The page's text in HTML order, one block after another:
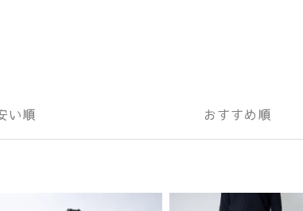
い順 おすすめ順